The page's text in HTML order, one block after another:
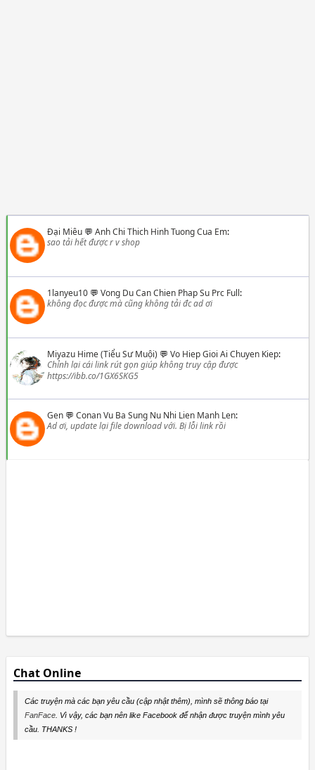
Đại Miêu💬 Anh Chi Thich Hinh Tuong Cua Em:
sao tải hết được r v shop
1lanyeu10💬 Vong Du Can Chien Phap Su Prc Full:
không đọc được mà cũng không tải đc ad ơi
Miyazu Hime (Tiểu Sư Muội) 💬 Vo Hiep Gioi Ai Chuyen Kiep:
Chỉnh lại cái link rút gọn giúp không truy cập được
https://ibb.co/1GX6SKG5
Gen💬 Conan Vu Ba Sung Nu Nhi Lien Manh Len:
Ad ơi, update lại file download với. Bị lỗi link rồi
Chat Online
Các truyện mà các bạn yêu cầu (cập nhật thêm), mình sẽ thông báo tại
FanFace. Vì vậy, các bạn nên like Facebook để nhận được truyện mình yêu
cầu. THANKS !